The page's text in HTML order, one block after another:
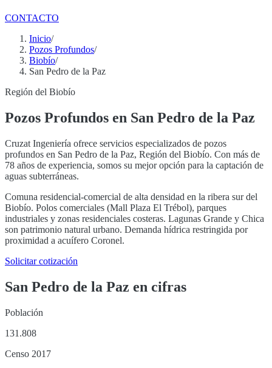
CONTACTO
Inicio/
Pozos Profundos/
Biobío/
San Pedro de la Paz
Región del Biobío
Pozos Profundos en San Pedro de la Paz
Cruzat Ingeniería ofrece servicios especializados de pozos
profundos en San Pedro de la Paz, Región del Biobío. Con más de
78 años de experiencia, somos su mejor opción para la captación de
aguas subterráneas.
Comuna residencial-comercial de alta densidad en la ribera sur del
Biobío. Polos comerciales (Mall Plaza El Trébol), parques
industriales y zonas residenciales costeras. Lagunas Grande y Chica
son patrimonio natural urbano. Demanda hídrica restringida por
proximidad a acuífero Coronel.
Solicitar cotización
San Pedro de la Paz en cifras
Población
131.808
Censo 2017